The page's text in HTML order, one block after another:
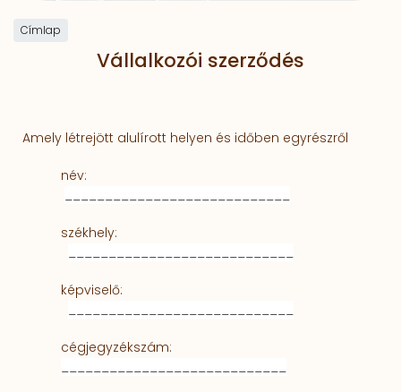
Hogyan dolgozunk
Áraink
GYIK
Címlap
Vállalkozói szerződés
Amely létrejött alulírott helyen és időben egyrészről
név:
____________________________
székhely:
____________________________
képviselő:
____________________________
cégjegyzékszám:
____________________________